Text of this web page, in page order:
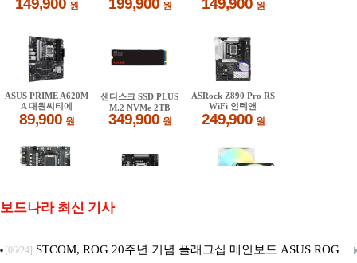
보드나라 최신 기사
[06/24] STCOM, ROG 20주년 기념 플래그십 메인보드 ASUS ROG